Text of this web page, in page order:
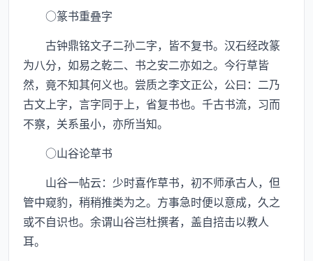
○篆书重叠字
古钟鼎铭文子二孙二字，皆不复书。汉石经改篆
为八分，如易之乾二、书之安二亦如之。今行草皆
然，竟不知其何义也。尝质之李文正公，公曰：二乃
古文上字，言字同于上，省复书也。千古书流，习而
不察，关系虽小，亦所当知。
○山谷论草书
山谷一帖云：少时喜作草书，初不师承古人，但
管中窥豹，稍稍推类为之。方事急时便以意成，久之
或不自识也。余谓山谷岂杜撰者，盖自掊击以教人
耳。